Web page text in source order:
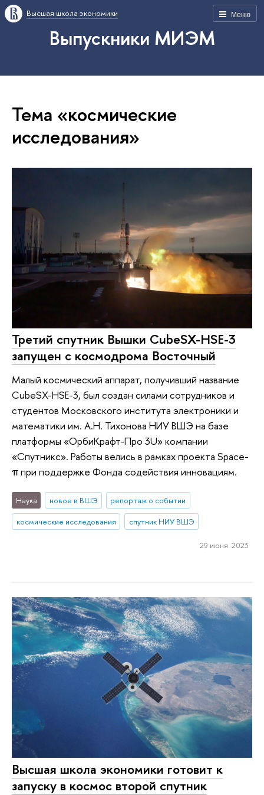
Меню
Высшая школа экономики
Выпускники МИЭМ
Тема «космические
исследования»
Третий спутник Вышки CubeSX-HSE-3
запущен с космодрома Восточный
Малый космический аппарат, получивший название
CubeSX-HSE-3, был создан силами сотрудников и
студентов Московского института электроники и
математики им. А.Н. Тихонова НИУ ВШЭ на базе
платформы «ОрбиКрафт-Про 3U» компании
«Спутникс». Работы велись в рамках проекта Space-
π при поддержке Фонда содействия инновациям.
Наука новое в ВШЭ
репортаж о событии
космические исследования
спутник НИУ ВШЭ
29 июня 2023
Высшая школа экономики готовит к
запуску в космос второй спутник